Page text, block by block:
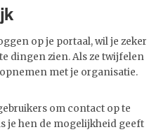
op je portaal, wil je zeker
dingen zien. Als ze twijfelen
met je organisatie.
om contact op te
je hen de mogelijkheid geeft